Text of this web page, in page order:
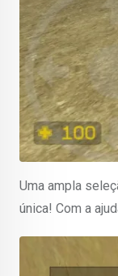
Uma ampla
única! Com a